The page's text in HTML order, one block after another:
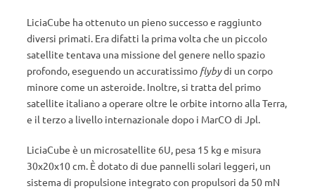
LiciaCube ha ottenuto un pieno successo e raggiunto
diversi primati. Era difatti la prima volta che un piccolo
satellite tentava una missione del genere nello spazio
profondo, eseguendo un accuratissimo flybydi un corpo
minore come un asteroide. Inoltre, si tratta del primo
satellite italiano a operare oltre le orbite intorno alla Terra,
e il terzo a livello internazionale dopo i MarCO di Jpl.
LiciaCube è un microsatellite 6U, pesa 15 kg e misura
30x20x10 cm. È dotato di due pannelli solari leggeri, un
sistema di propulsione integrato con propulsori da 50 mN